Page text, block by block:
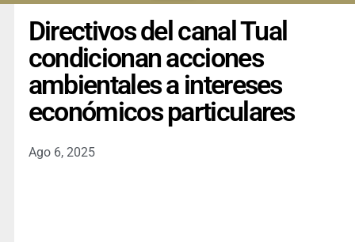
Directivos del canal Tual
condicionan acciones
ambientales a intereses
económicos particulares
Ago 6, 2025